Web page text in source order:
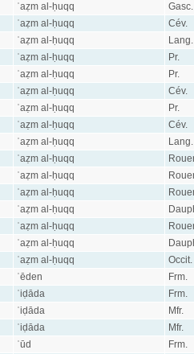
ʿaẓm al-ḥuqq
Gasc.
ʿaẓm al-ḥuqq
Cév.
ʿaẓm al-ḥuqq
Lang.
ʿaẓm al-ḥuqq
Pr.
ʿaẓm al-ḥuqq
Pr.
ʿaẓm al-ḥuqq
Cév.
ʿaẓm al-ḥuqq
Pr.
ʿaẓm al-ḥuqq
Cév.
ʿaẓm al-ḥuqq
Lang.
ʿaẓm al-ḥuqq
ʿaẓm al-ḥuqq
ʿaẓm al-ḥuqq
ʿaẓm al-ḥuqq
ʿaẓm al-ḥuqq
ʿaẓm al-ḥuqq
ʿaẓm al-ḥuqq
Occit.
ʿēden
Frm.
ʿiḍāda
Frm.
ʿiḍāda
Mfr.
ʿiḍāda
Mfr.
ʿūd
Frm.